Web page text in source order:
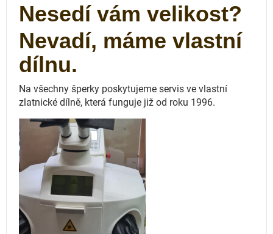
Nesedí vám velikost?
Nevadí, máme vlastní
dílnu.
Na všechny šperky poskytujeme servis ve vlastní
zlatnické dílně, která funguje již od roku 1996.